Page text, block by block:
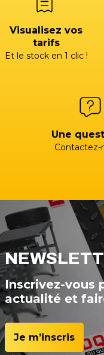
Visualisez vos
tarifs
Et le stock en 1 clic !
Une
Contactez-
Inscrivez-vous
actualité et
Je m’inscris